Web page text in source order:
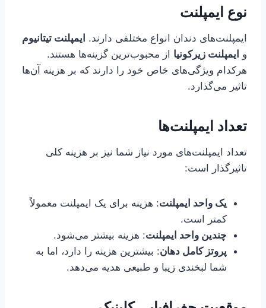
نوع ایمپلنت
ایمپلنت‌های دندان انواع مختلفی دارند. ایمپلنت تیتانیوم
و ایمپلنت زیرکونیا از محبوب‌ترین گزینه‌ها هستند.
هرکدام ویژگی‌های خاص خود را دارند که بر هزینه آن‌ها
تاثیر می‌گذارد.
تعداد ایمپلنت‌ها
تعداد ایمپلنت‌های مورد نیاز شما نیز بر هزینه کلی
تاثیرگذار است:
یک واحد ایمپلنت: هزینه برای یک ایمپلنت معمولاً
کمتر است.
چندین واحد ایمپلنت: هزینه بیشتر می‌شود.
پروتز کامل دهان: بیشترین هزینه را دارد، اما به
شما لبخندی زیبا و طبیعی هدیه می‌دهد.